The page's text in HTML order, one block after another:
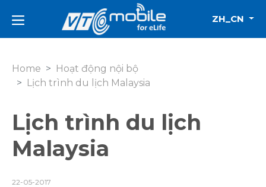
ZH_CN
Home
Hoạt động nội bộ
Lịch trình du lịch Malaysia
Lịch trình du lịch
Malaysia
22-05-2017